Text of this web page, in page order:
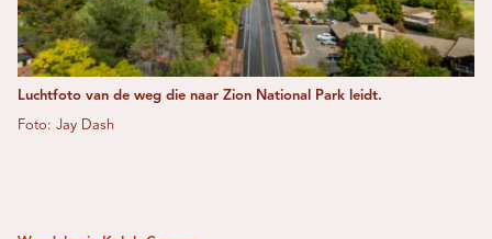
Luchtfoto van de weg die naar Zion National Park leidt.
Foto: Jay Dash